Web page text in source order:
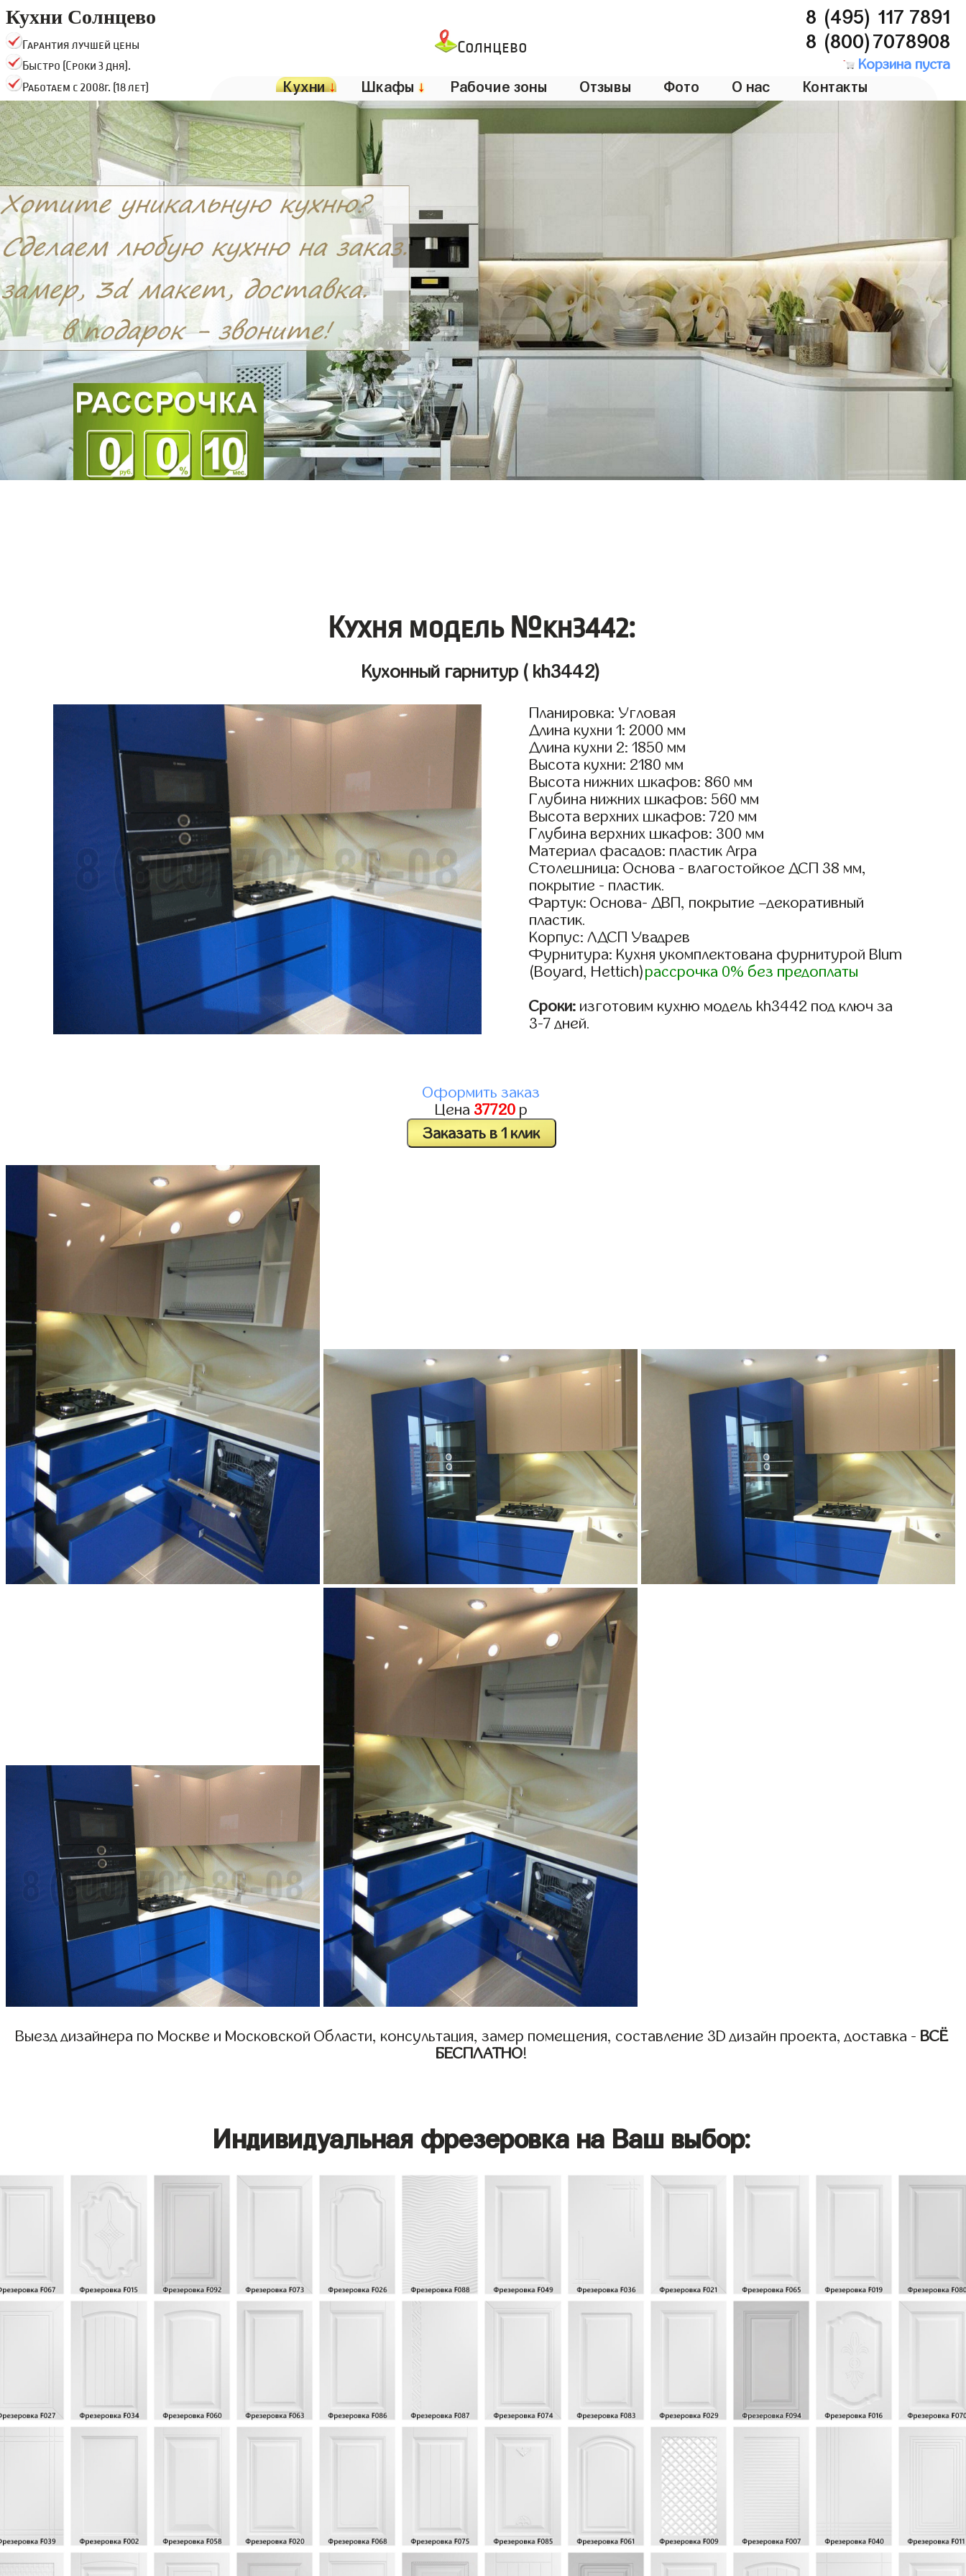
Кухни Солнцево
Гарантия лучшей цены
Быстро (Сроки 3 дня).
Работаем с 2008г. (18 лет)
Солнцево
8 (495) 117 7891
8 (800)7078908
Корзина пуста
Кухни↓ Шкафы ↓ Рабочие зоны Отзывы Фото О нас Контакты
Кухня модель №kh3442:
Кухонный гарнитур ( kh3442)
Планировка: Угловая
Длина кухни 1: 2000 мм
Длина кухни 2: 1850 мм
Высота кухни: 2180 мм
Высота нижних шкафов: 860 мм
Глубина нижних шкафов: 560 мм
Высота верхних шкафов: 720 мм
Глубина верхних шкафов: 300 мм
Материал фасадов: пластик Arpa
Столешница: Основа - влагостойкое ДСП 38 мм,
покрытие - пластик.
Фартук: Основа- ДВП, покрытие –декоративный
пластик.
Корпус: ЛДСП Увадрев
Фурнитура: Кухня укомплектована фурнитурой Blum
(Boyard, Hettich)рассрочка 0% без предоплаты
Сроки: изготовим кухню модель kh3442 под ключ за
3-7 дней.
Оформить заказ
Цена 37720 р
Заказать в 1 клик
Выезд дизайнера по Москве и Московской Области, консультация, замер помещения, составление 3D дизайн проекта, доставка - ВСЁ
БЕСПЛАТНО!
Индивидуальная фрезеровка на Ваш выбор: